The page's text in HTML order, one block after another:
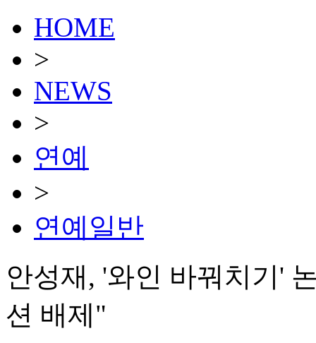
HOME
>
NEWS
>
연예
>
연예일반
안성재, '와인 바꿔치기'
션 배제"